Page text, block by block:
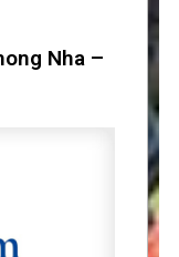
Nha –